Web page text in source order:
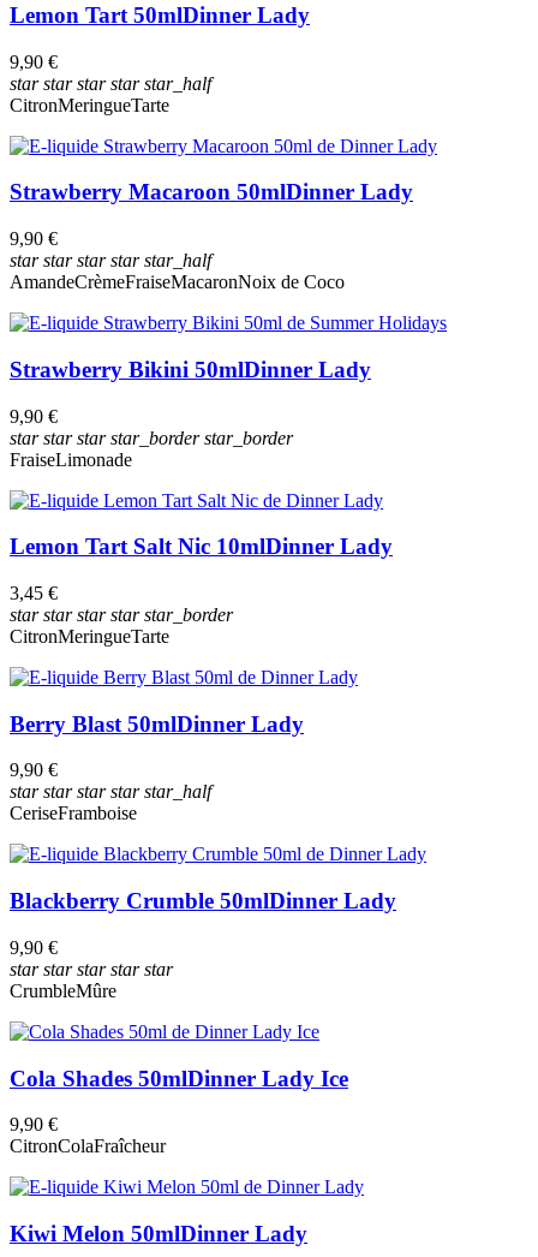
Taux de nicotine
Origine
Royaume-Uni
Arôme
pas de résultat
Bubble Gum
Cerise
Citron
Crème
Fraise
Framboise
Limonade
Macaron
Melon
Mûre
Myrtille
Pâte brisée
Fabricants
Dinner Lady
€
€
Lemon Tart 50mlDinner Lady
9,90 €
starstarstarstarstar_half
CitronMeringueTarte
Strawberry Macaroon 50mlDinner Lady
9,90 €
starstarstarstarstar_half
AmandeCrèmeFraiseMacaronNoix de Coco
Strawberry Bikini 50mlDinner Lady
9,90 €
starstarstarstar_borderstar_border
FraiseLimonade
Lemon Tart Salt Nic 10mlDinner Lady
3,45 €
starstarstarstarstar_border
CitronMeringueTarte
Berry Blast 50mlDinner Lady
9,90 €
starstarstarstarstar_half
CeriseFramboise
Blackberry Crumble 50mlDinner Lady
9,90 €
starstarstarstarstar
CrumbleMûre
Cola Shades 50mlDinner Lady Ice
9,90 €
CitronColaFraîcheur
Kiwi Melon 50mlDinner Lady